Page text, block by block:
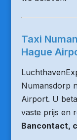
Taxi
Hague
Numansdorp
Airport. U
vaste prijs en
Bancontact,